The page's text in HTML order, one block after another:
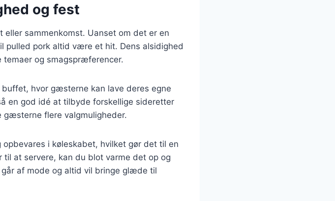
og fest
sammenkomst. Uanset om det er en
pulled pork altid være et hit. Dens alsidighed
og smagspræferencer.
hvor gæsterne kan lave deres egne
en god idé at tilbyde forskellige sideretter
gæsterne flere valgmuligheder.
i køleskabet, hvilket gør det til en
at servere, kan du blot varme det op og
af mode og altid vil bringe glæde til